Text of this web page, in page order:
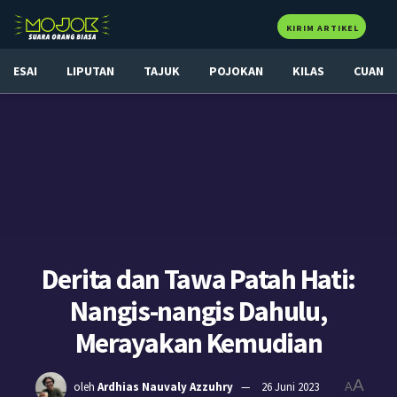
KIRIM ARTIKEL
ESAI LIPUTAN TAJUK POJOKAN KILAS CUAN
Derita dan Tawa Patah Hati:
Nangis-nangis Dahulu,
Merayakan Kemudian
oleh Ardhias Nauvaly Azzuhry 26 Juni 2023 AA